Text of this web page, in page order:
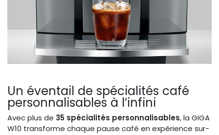
Un éventail de spécialités café
personnalisables à l’infini
Avec plus de 35 spécialités personnalisables, la GIGA
W10 transforme chaque pause café en expérience sur-